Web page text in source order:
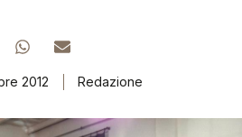
2012 Redazione